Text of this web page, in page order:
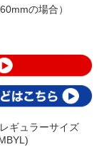
の場合）
ギュラーサイズ